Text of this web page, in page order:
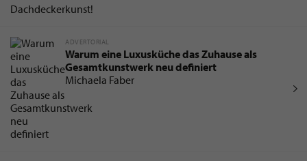
ADVERTORIAL
Warum eine Luxusküche das Zuhause als
Gesamtkunstwerk neu definiert
Michaela Faber